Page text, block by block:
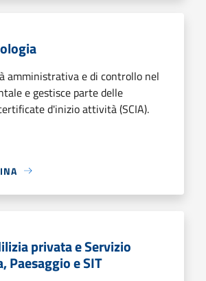
amministrativa e di controllo nel
e gestisce parte delle
d'inizio attività (SCIA).
privata e Servizio
Paesaggio e SIT